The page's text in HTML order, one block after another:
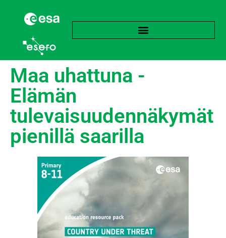
Maa uhattuna -
Elämän
tulevaisuudennäkymät
pienillä saarilla